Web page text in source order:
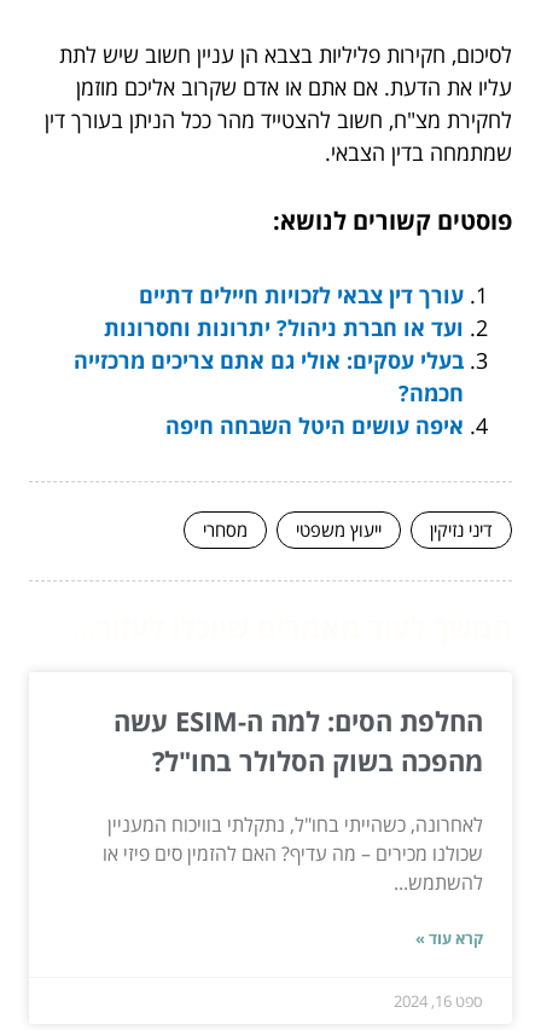
לסיכום, חקירות פליליות בצבא הן עניין חשוב שיש לתת
עליו את הדעת. אם אתם או אדם שקרוב אליכם מוזמן
לחקירת מצ"ח, חשוב להצטייד מהר ככל הניתן בעורך דין
שמתמחה בדין הצבאי.
פוסטים קשורים לנושא:
עורך דין צבאי לזכויות חיילים דתיים
ועד או חברת ניהול? יתרונות וחסרונות
בעלי עסקים: אולי גם אתם צריכים מרכזייה
חכמה?
איפה עושים היטל השבחה חיפה
דיני נזיקין ייעוץ משפטי מסחרי
החלפת הסים: למה ה-ESIM עשה
מהפכה בשוק הסלולר בחו"ל?
לאחרונה, כשהייתי בחו"ל, נתקלתי בוויכוח המעניין
שכולנו מכירים – מה עדיף? האם להזמין סים פיזי או
להשתמש...
קרא עוד »
ספט 16, 2024